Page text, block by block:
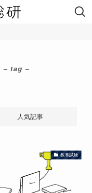
– tag –
人気記事
教養試験